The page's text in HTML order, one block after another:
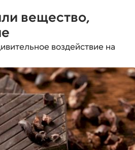
вещество,
воздействие на